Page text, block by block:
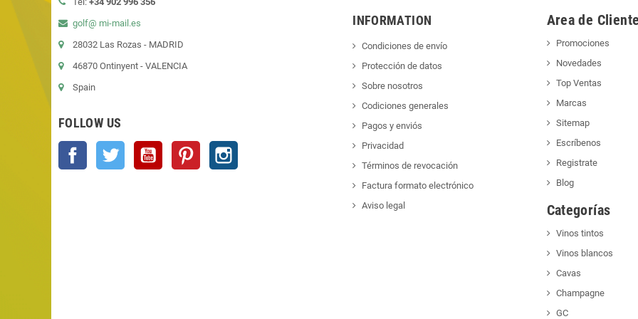
golf@ mi-mail.es
28032 Las Rozas - MADRID
46870 Ontinyent - VALENCIA
Spain
FOLLOW US
Facebook Twitter YouTube Pinterest
INFORMATION
Condiciones de envío
Protección de datos
Sobre nosotros
Codiciones generales
Pagos y enviós
Privacidad
Términos de revocación
Factura formato electrónico
Aviso legal
Area de
Promociones
Novedades
Top Ventas
Marcas
Sitemap
Escríbenos
Registrate
Blog
Categorías
Vinos tintos
Vinos blancos
Cavas
Champagne
GC